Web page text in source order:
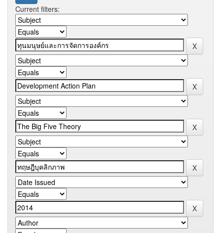
Current filters: